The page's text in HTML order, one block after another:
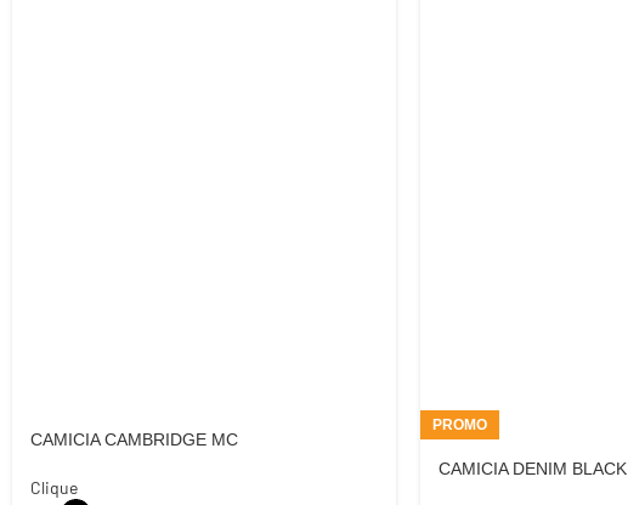
CAMICIA CAMBRIDGE MC
Clique
PROMO
CAMICIA DENIM BLACK